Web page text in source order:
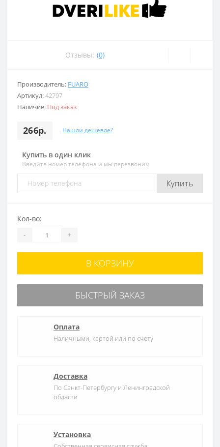
Отзывы: (0)
Производитель: FUARO
Артикул:42797
Наличие: Под заказ
266р. Нашли дешевле?
Купить в один клик
Введите номер телефона и мы перезвоним
Купить
Кол-во:
- +
В КОРЗИНУ
БЫСТРЫЙ ЗАКАЗ
Оплата
Наличными, картой или по счету
Доставка
По Санкт-Петербургу и Ленинградской
области
Установка